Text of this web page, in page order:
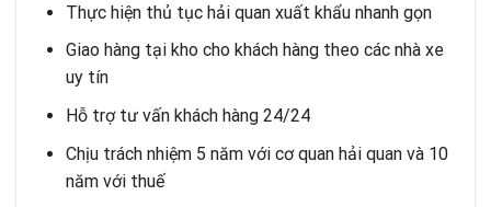
Thực hiện thủ tục hải quan xuất khẩu nhanh gọn
Giao hàng tại kho cho khách hàng theo các nhà xe
uy tín
Hỗ trợ tư vấn khách hàng 24/24
Chịu trách nhiệm 5 năm với cơ quan hải quan và 10
năm với thuế